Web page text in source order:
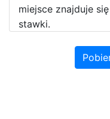
miejsce znajduje
stawki.